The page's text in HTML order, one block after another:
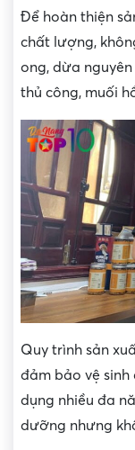
Để hoàn thiện
chất lượng,
ong, dừa
thủ công, muối
Quy trình sản
đảm bảo vệ
dụng nhiều đa
dưỡng nhưng